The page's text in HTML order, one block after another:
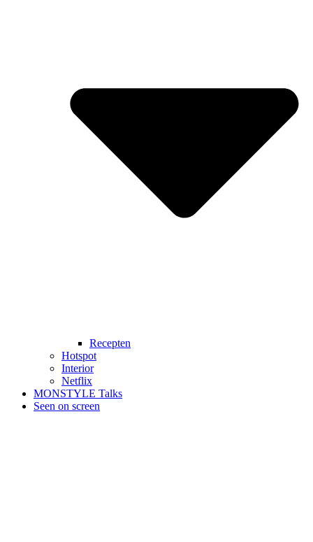
Recepten
Hotspot
Interior
Netflix
MONSTYLE Talks
Seen on screen